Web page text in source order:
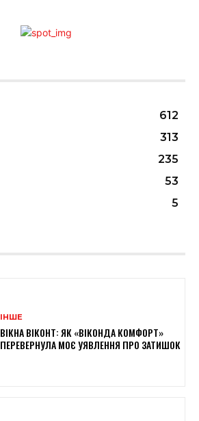
612
313
235
53
5
ІНШЕ
ВІКНА ВІКОНТ: ЯК «ВІКОНДА КОМФОРТ»
ПЕРЕВЕРНУЛА МОЄ УЯВЛЕННЯ ПРО ЗАТИШОК